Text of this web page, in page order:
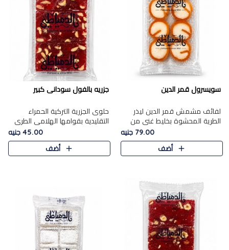
سويسرول قمر الدين
لفائف مشمش قمر الدين ليذر
الطرية المحشوة بخليط غني من
جوز الهند الأبيض والمكسرات
الفاخرة، يقدم المذاق الحلو
الطبيعي لقمر الدين و تجمع بين
79.00 جنيه
أضف
جزريه بالفول سودانى كبير
حلوى الجزرية التركية الحمراء
التقليدية بقوامها الهلامي الطري
ولونها الأحمر المميز، محشوة
بسخاء بالفول السوداني المحمص
لتمنحك توازنًا رائعًا ..
45.00 جنيه
أضف